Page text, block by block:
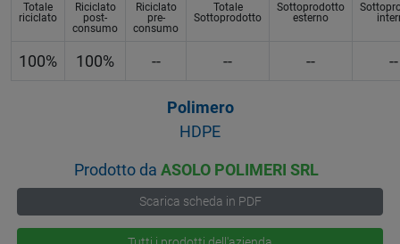
Totale
riciclato
Riciclato
post-
consumo
Riciclato
pre-
consumo
Totale
Sottoprodotto
Sottoprodotto
esterno
100% 100% -- -- -- --
Polimero
HDPE
Prodotto daASOLO POLIMERI SRL
Scarica scheda in PDF